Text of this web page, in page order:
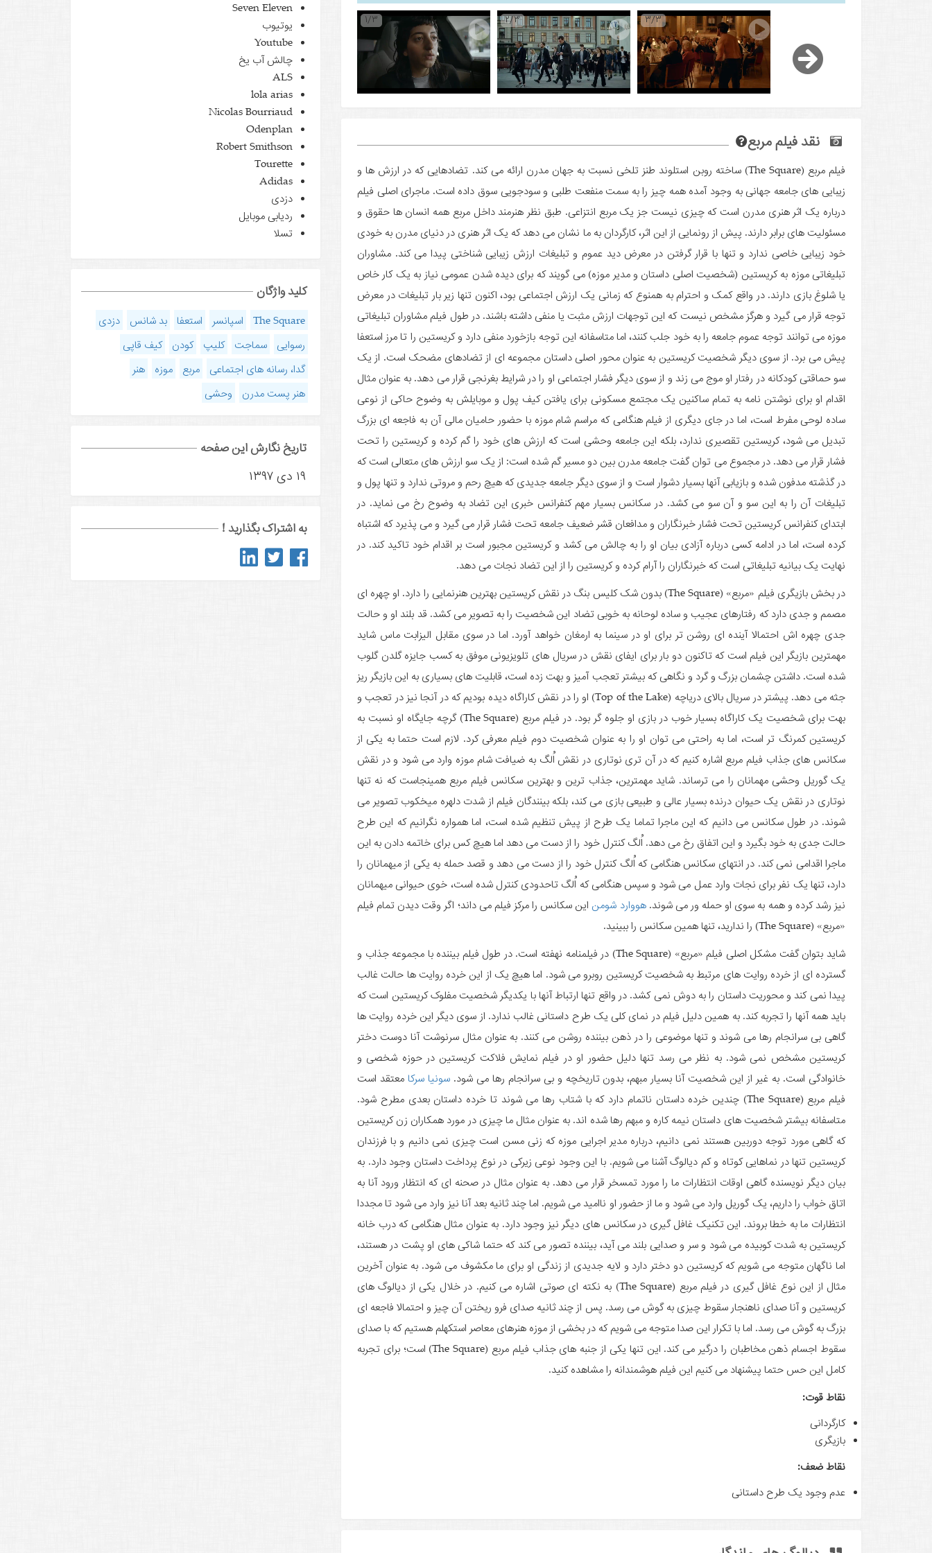
1/3 2/3 3/3
نقد فیلم مربع
فیلم مربع (The Square) ساخته روبن استلوند طنز تلخی نسبت به جهان مدرن ارائه می کند. تضادهایی که در ارزش ها و
زیبایی های جامعه جهانی به وجود آمده همه چیز را به سمت منفعت طلبی و سودجویی سوق داده است. ماجرای اصلی فیلم
درباره یک اثر هنری مدرن است که چیزی نیست جز یک مربع انتزاعی. طبق نظر هنرمند داخل مربع همه انسان ها حقوق و
مسئولیت های برابر دارند. پیش از رونمایی از این اثر، کارگردان به ما نشان می دهد که یک اثر هنری در دنیای مدرن به خودی
خود زیبایی خاصی ندارد و تنها با قرار گرفتن در معرض دید عموم و تبلیغات ارزش زیبایی شناختی پیدا می کند. مشاوران
تبلیغاتی موزه به کریستین (شخصیت اصلی داستان و مدیر موزه) می گویند که برای دیده شدن عمومی نیاز به یک کار خاص
یا شلوغ بازی دارند. در واقع کمک و احترام به همنوع که زمانی یک ارزش اجتماعی بود، اکنون تنها زیر بار تبلیغات در معرض
توجه قرار می گیرد و هرگز مشخص نیست که این توجهات ارزش مثبت یا منفی داشته باشند. در طول فیلم مشاوران تبلیغاتی
موزه می توانند توجه عموم جامعه را به خود جلب کنند، اما متاسفانه این توجه بازخورد منفی دارد و کریستین را تا مرز استعفا
پیش می برد. از سوی دیگر شخصیت کریستین به عنوان محور اصلی داستان مجموعه ای از تضادهای مضحک است. از یک
سو حماقتی کودکانه در رفتار او موج می زند و از سوی دیگر فشار اجتماعی او را در شرایط بغرنجی قرار می دهد. به عنوان مثال
اقدام او برای نوشتن نامه به تمام ساکنین یک مجتمع مسکونی برای یافتن کیف پول و موبایلش به وضوح حاکی از نوعی
ساده لوحی مفرط است، اما در جای دیگری از فیلم هنگامی که مراسم شام موزه با حضور حامیان مالی آن به فاجعه ای بزرگ
تبدیل می شود، کریستین تقصیری ندارد، بلکه این جامعه وحشی است که ارزش های خود را گم کرده و کریستین را تحت
فشار قرار می دهد. در مجموع می توان گفت جامعه مدرن بین دو مسیر گم شده است: از یک سو ارزش های متعالی است که
در گذشته مدفون شده و بازیابی آنها بسیار دشوار است و از سوی دیگر جامعه جدیدی که هیچ رحم و مروتی ندارد و تنها پول و
تبلیغات آن را به این سو و آن سو می کشد. در سکانس بسیار مهم کنفرانس خبری این تضاد به وضوح رخ می نماید. در
ابتدای کنفرانس کریستین تحت فشار خبرنگاران و مدافعان قشر ضعیف جامعه تحت فشار قرار می گیرد و می پذیرد که اشتباه
کرده است، اما در ادامه کسی درباره آزادی بیان او را به چالش می کشد و کریستین مجبور است بر اقدام خود تاکید کند. در
نهایت یک بیانیه تبلیغاتی است که خبرنگاران را آرام کرده و کریستین را از این تضاد نجات می دهد.
در بخش بازیگری فیلم «مربع» (The Square) بدون شک کلیس بنگ در نقش کریستین بهترین هنرنمایی را دارد. او چهره ای
مصمم و جدی دارد که رفتارهای عجیب و ساده لوحانه به خوبی تضاد این شخصیت را به تصویر می کشد. قد بلند او و حالت
جدی چهره اش احتمالا آینده ای روشن تر برای او در سینما به ارمغان خواهد آورد. اما در سوی مقابل الیزابت ماس شاید
مهمترین بازیگر این فیلم است که تاکنون دو بار برای ایفای نقش در سریال های تلویزیونی موفق به کسب جایزه گلدن گلوب
شده است. داشتن چشمان بزرگ و گرد و نگاهی که بیشتر تعجب آمیز و بهت زده است، قابلیت های بسیاری به این بازیگر ریز
جثه می دهد. پیشتر در سریال بالای دریاچه (Top of the Lake) او را در نقش کاراگاه دیده بودیم که در آنجا نیز در تعجب و
بهت برای شخصیت یک کاراگاه بسیار خوب در بازی او جلوه گر بود. در فیلم مربع (The Square) گرچه جایگاه او نسبت به
کریستین کمرنگ تر است، اما به راحتی می توان او را به عنوان شخصیت دوم فیلم معرفی کرد. لازم است حتما به یکی از
سکانس های جذاب فیلم مربع اشاره کنیم که در آن تری نوتاری در نقش اُلگ به ضیافت شام موزه وارد می شود و در نقش
یک گوریل وحشی مهمانان را می ترساند. شاید مهمترین، جذاب ترین و بهترین سکانس فیلم مربع همینجاست که نه تنها
نوتاری در نقش یک حیوان درنده بسیار عالی و طبیعی بازی می کند، بلکه بینندگان فیلم از شدت دلهره میخکوب تصویر می
شوند. در طول سکانس می دانیم که این ماجرا تماما یک طرح از پیش تنظیم شده است، اما همواره نگرانیم که این طرح
حالت جدی به خود بگیرد و این اتفاق رخ می دهد. اُلگ کنترل خود را از دست می دهد اما هیچ کس برای خاتمه دادن به این
ماجرا اقدامی نمی کند. در انتهای سکانس هنگامی که اُلگ کنترل خود را از دست می دهد و قصد حمله به یکی از میهمانان را
دارد، تنها یک نفر برای نجات وارد عمل می شود و سپس هنگامی که اُلگ تاحدودی کنترل شده است، خوی حیوانی میهمانان
نیز رشد کرده و همه به سوی او حمله ور می شوند.هووارد شومن این سکانس را مرکز فیلم می داند؛ اگر وقت دیدن تمام فیلم
«مربع» (The Square) را ندارید، تنها همین سکانس را ببینید.
شاید بتوان گفت مشکل اصلی فیلم «مربع» (The Square) در فیلمنامه نهفته است. در طول فیلم بیننده با مجموعه جذاب و
گسترده ای از خرده روایت های مرتبط به شخصیت کریستین روبرو می شود. اما هیچ یک از این خرده روایت ها حالت غالب
پیدا نمی کند و محوریت داستان را به دوش نمی کشد. در واقع تنها ارتباط آنها با یکدیگر شخصیت مفلوک کریستین است که
باید همه آنها را تجربه کند. به همین دلیل فیلم در نمای کلی یک طرح داستانی غالب ندارد. از سوی دیگر این خرده روایت ها
گاهی بی سرانجام رها می شوند و تنها موضوعی را در ذهن بیننده روشن می کنند. به عنوان مثال سرنوشت آنا دوست دختر
کریستین مشخص نمی شود. به نظر می رسد تنها دلیل حضور او در فیلم نمایش فلاکت کریستین در حوزه شخصی و
خانوادگی است. به غیر از این شخصیت آنا بسیار مبهم، بدون تاریخچه و بی سرانجام رها می شود.سونیا سرکا معتقد است
فیلم مربع (The Square) چندین خرده داستان ناتمام دارد که با شتاب رها می شوند تا خرده داستان بعدی مطرح شود.
متاسفانه بیشتر شخصیت های داستان نیمه کاره و مبهم رها شده اند. به عنوان مثال ما چیزی در مورد همکاران زن کریستین
که گاهی مورد توجه دوربین هستند نمی دانیم، درباره مدیر اجرایی موزه که زنی مسن است چیزی نمی دانیم و با فرزندان
کریستین تنها در نماهایی کوتاه و کم دیالوگ آشنا می شویم. با این وجود نوعی زیرکی در نوع پرداخت داستان وجود دارد. به
بیان دیگر نویسنده گاهی اوقات انتظارات ما را مورد تمسخر قرار می دهد. به عنوان مثال در صحنه ای که انتظار ورود آنا به
اتاق خواب را داریم، یک گوریل وارد می شود و ما از حضور او ناامید می شویم. اما چند ثانیه بعد آنا نیز وارد می شود تا مجددا
انتظارات ما به خطا بروند. این تکنیک غافل گیری در سکانس های دیگر نیز وجود دارد. به عنوان مثال هنگامی که درب خانه
کریستین به شدت کوبیده می شود و سر و صدایی بلند می آید، بیننده تصور می کند که حتما شاکی های او پشت در هستند،
اما ناگهان متوجه می شویم که کریستین دو دختر دارد و لایه جدیدی از زندگی او برای ما مکشوف می شود. به عنوان آخرین
مثال از این نوع غافل گیری در فیلم مربع (The Square) به نکته ای صوتی اشاره می کنیم. در خلال یکی از دیالوگ های
کریستین و آنا صدای ناهنجار سقوط چیزی به گوش می رسد. پس از چند ثانیه صدای فرو ریختن آن چیز و احتمالا فاجعه ای
بزرگ به گوش می رسد. اما با تکرار این صدا متوجه می شویم که در بخشی از موزه هنرهای معاصر استکهلم هستیم که با صدای
سقوط اجسام ذهن مخاطبان را درگیر می کند. این تنها یکی از جنبه های جذاب فیلم مربع (The Square) است؛ برای تجربه
کامل این حس حتما پیشنهاد می کنیم این فیلم هوشمندانه را مشاهده کنید.
نقاط قوت:
کارگردانی
بازیگری
نقاط ضعف:
عدم وجود یک طرح داستانی
Seven Eleven
یوتیوب
Youtube
چالش آب یخ
ALS
lola arias
Nicolas Bourriaud
Odenplan
Robert Smithson
Tourette
Adidas
دزدی
ردیابی موبایل
تسلا
کلید واژگان
The Square اسپانسر استعفا بد شانس
دزدی
رسوایی
سماجت کلیپ کودن
کیف قاپی
گدا، رسانه های اجتماعی
مربع موزه
هنر
هنر پست مدرن
وحشی
تاریخ نگارش این صفحه
۱۹ دی ۱۳۹۷
به اشتراک بگذارید !